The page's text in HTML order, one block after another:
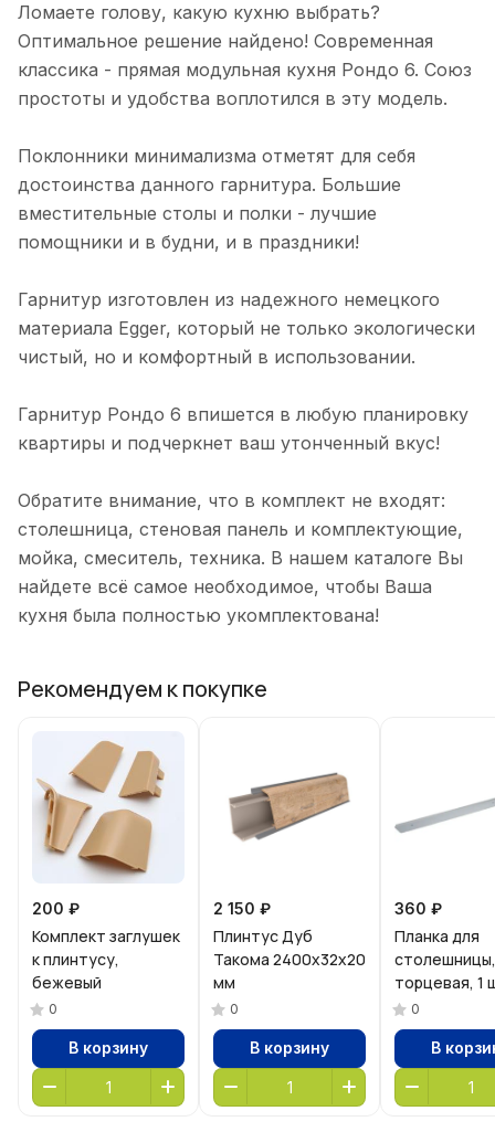
Стол 1 дверь 720х600х560
Ломаете голову, какую кухню выбрать?
Оптимальное решение найдено! Современная
классика - прямая модульная кухня Рондо 6. Союз
простоты и удобства воплотился в эту модель.
Поклонники минимализма отметят для себя
достоинства данного гарнитура. Большие
вместительные столы и полки - лучшие
помощники и в будни, и в праздники!
Гарнитур изготовлен из надежного немецкого
материала Egger, который не только экологически
чистый, но и комфортный в использовании.
Гарнитур Рондо 6 впишется в любую планировку
квартиры и подчеркнет ваш утонченный вкус!
Обратите внимание, что в комплект не входят:
столешница, стеновая панель и комплектующие,
мойка, смеситель, техника. В нашем каталоге Вы
найдете всё самое необходимое, чтобы Ваша
кухня была полностью укомплектована!
Рекомендуем к покупке
200 ₽
Комплект заглушек
к плинтусу,
бежевый
0
В корзину
2 150 ₽
Плинтус Дуб
Такома 2400х32х20
мм
0
В корзину
360 ₽
Планка для
столешницы,
торцевая, 1
0
В